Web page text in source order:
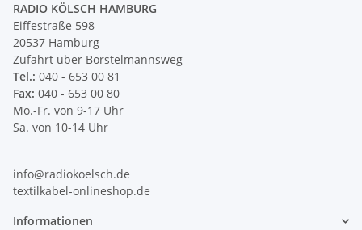
RADIO KÖLSCH HAMBURG
Eiffestraße 598
20537 Hamburg
Zufahrt über Borstelmannsweg
Tel.: 040 - 653 00 81
Fax: 040 - 653 00 80
Mo.-Fr. von 9-17 Uhr
Sa. von 10-14 Uhr
info@radiokoelsch.de
textilkabel-onlineshop.de
Informationen